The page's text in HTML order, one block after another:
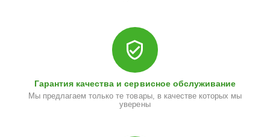
Гарантия качества и сервисное обслуживание
Мы предлагаем только те товары, в качестве которых мы
уверены